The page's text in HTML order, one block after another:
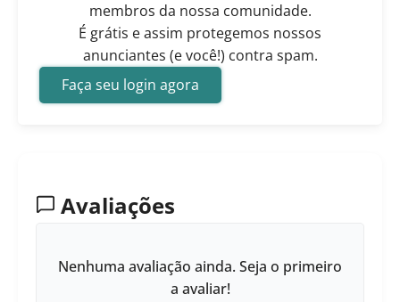
membros da nossa comunidade.
É grátis e assim protegemos nossos
anunciantes (e você!) contra spam.
Faça seu login agora
Avaliações
Nenhuma avaliação ainda. Seja o primeiro
a avaliar!